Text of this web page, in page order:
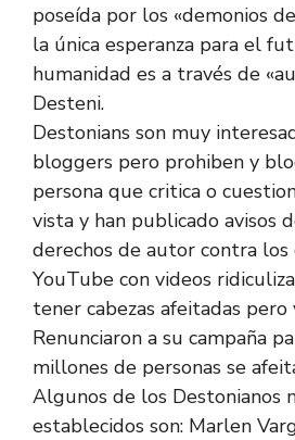
poseída por los «demonios
la única esperanza para el
humanidad es a través de
Desteni.
Destonians son muy
bloggers pero prohiben y
persona que critica o
vista y han publicado avisos
derechos de autor contra los
YouTube con videos
tener cabezas afeitadas pero
Renunciaron a su campaña
millones de personas se
Algunos de los Destonianos
establecidos son: Marlen